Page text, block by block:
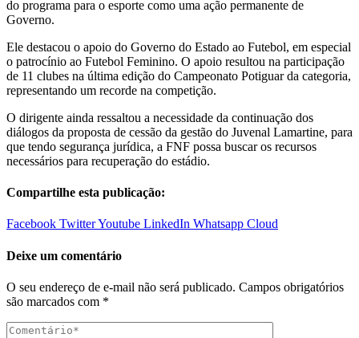
do programa para o esporte como uma ação permanente de
Governo.
Ele destacou o apoio do Governo do Estado ao Futebol, em especial
o patrocínio ao Futebol Feminino. O apoio resultou na participação
de 11 clubes na última edição do Campeonato Potiguar da categoria,
representando um recorde na competição.
O dirigente ainda ressaltou a necessidade da continuação dos
diálogos da proposta de cessão da gestão do Juvenal Lamartine, para
que tendo segurança jurídica, a FNF possa buscar os recursos
necessários para recuperação do estádio.
Compartilhe esta publicação:
Facebook TwitterYoutube LinkedIn Whatsapp Cloud
Deixe um comentário
O seu endereço de e-mail não será publicado. Campos obrigatórios
são marcados com *